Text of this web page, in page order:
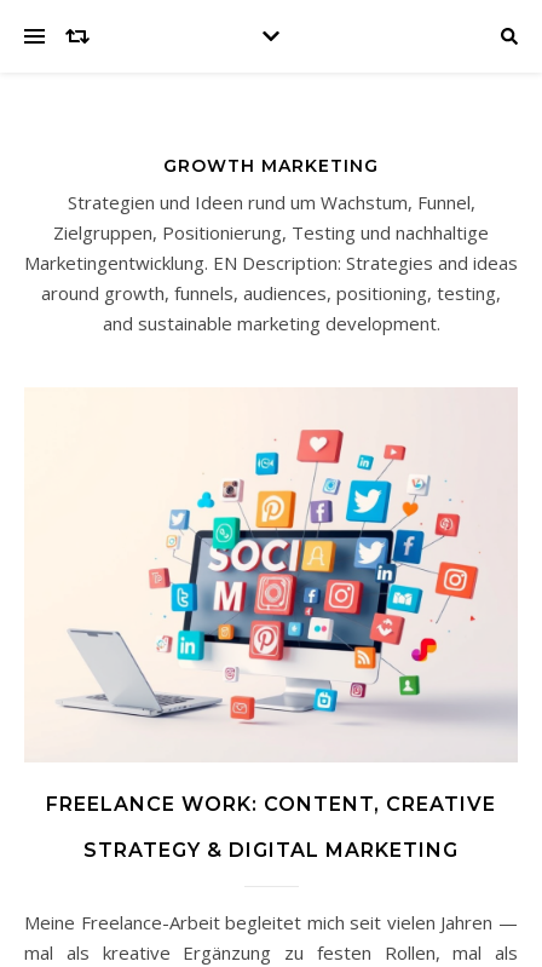
GROWTH MARKETING
Strategien und Ideen rund um Wachstum, Funnel,
Zielgruppen, Positionierung, Testing und nachhaltige
Marketingentwicklung. EN Description: Strategies and ideas
around growth, funnels, audiences, positioning, testing,
and sustainable marketing development.
FREELANCE WORK: CONTENT, CREATIVE
STRATEGY & DIGITAL MARKETING
Meine Freelance-Arbeit begleitet mich seit vielen Jahren —
mal als kreative Ergänzung zu festen Rollen, mal als